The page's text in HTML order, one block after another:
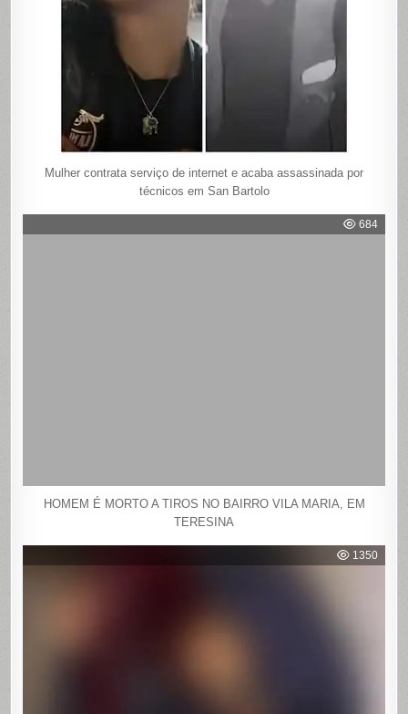
Mulher contrata serviço de internet e acaba assassinada por
técnicos em San Bartolo
684
HOMEM É MORTO A TIROS NO BAIRRO VILA MARIA, EM
TERESINA
1350